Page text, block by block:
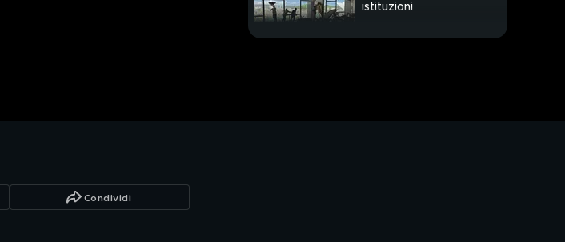
istituzioni
Condividi